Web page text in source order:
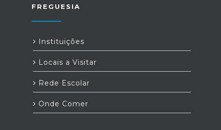
FREGUESIA
Instituições
Locais a Visitar
Rede Escolar
Onde Comer